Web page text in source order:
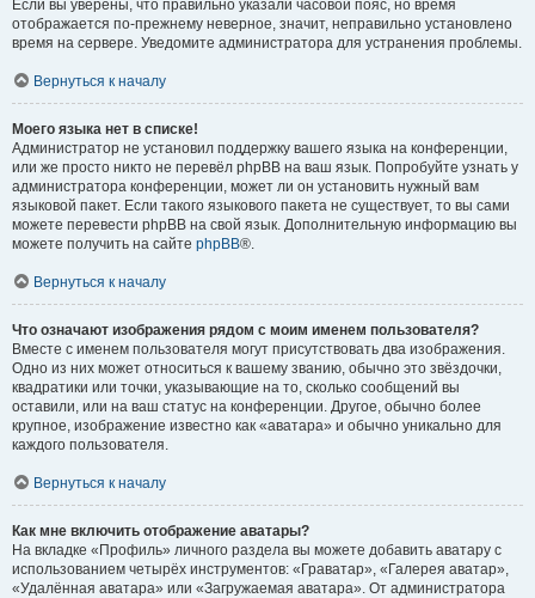
Если вы уверены, что правильно указали часовой пояс, но время
отображается по-прежнему неверное, значит, неправильно установлено
время на сервере. Уведомите администратора для устранения проблемы.
Вернуться к началу
Моего языка нет в списке!
Администратор не установил поддержку вашего языка на конференции,
или же просто никто не перевёл phpBB на ваш язык. Попробуйте узнать у
администратора конференции, может ли он установить нужный вам
языковой пакет. Если такого языкового пакета не существует, то вы сами
можете перевести phpBB на свой язык. Дополнительную информацию вы
можете получить на сайте phpBB®.
Вернуться к началу
Что означают изображения рядом с моим именем пользователя?
Вместе с именем пользователя могут присутствовать два изображения.
Одно из них может относиться к вашему званию, обычно это звёздочки,
квадратики или точки, указывающие на то, сколько сообщений вы
оставили, или на ваш статус на конференции. Другое, обычно более
крупное, изображение известно как «аватара» и обычно уникально для
каждого пользователя.
Вернуться к началу
Как мне включить отображение аватары?
На вкладке «Профиль» личного раздела вы можете добавить аватару с
использованием четырёх инструментов: «Граватар», «Галерея аватар»,
«Удалённая аватара» или «Загружаемая аватара». От администратора